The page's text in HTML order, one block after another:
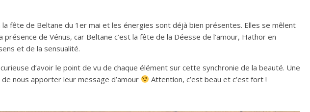
fête de Beltane du 1er mai et les énergies sont déjà bien présentes. Elles se mêlent
présence de Vénus, car Beltane c’est la fête de la Déesse de l’amour, Hathor en
et de la sensualité.
d’avoir le point de vu de chaque élément sur cette synchronie de la beauté. Une
nous apporter leur message d’amour
Attention, c’est beau et c’est fort !